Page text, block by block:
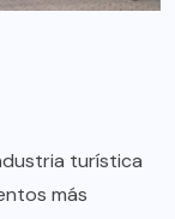
turística
más